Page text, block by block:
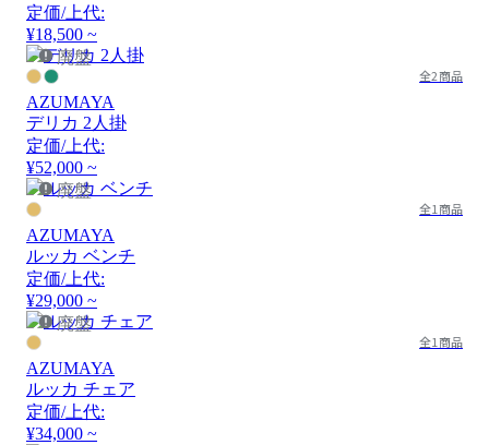
定価/上代:
¥18,500 ~
廃盤
全2商品
AZUMAYA
デリカ 2人掛
定価/上代:
¥52,000 ~
廃盤
全1商品
AZUMAYA
ルッカ ベンチ
定価/上代:
¥29,000 ~
廃盤
全1商品
AZUMAYA
ルッカ チェア
定価/上代:
¥34,000 ~